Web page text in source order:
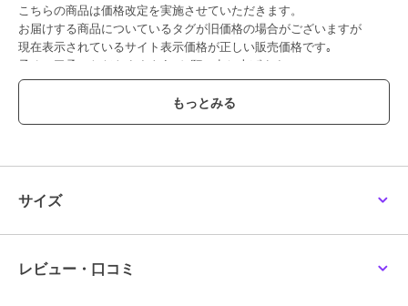
こちらの商品は価格改定を実施させていただきます。
お届けする商品についているタグが旧価格の場合がございますが
現在表示されているサイト表示価格が正しい販売価格です｡
予めご了承いただきますよう､お願い申し上げます｡
この商品は、不良品のみ返品を承ります
商品カテゴリ
カラー
サイズ
レビュー・口コミ